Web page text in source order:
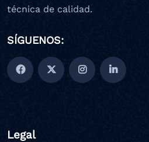
técnica de calidad.
SÍGUENOS:
Legal